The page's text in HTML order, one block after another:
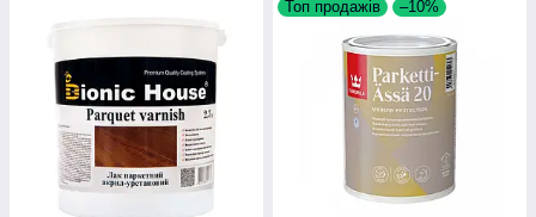
Топ продажів –10%